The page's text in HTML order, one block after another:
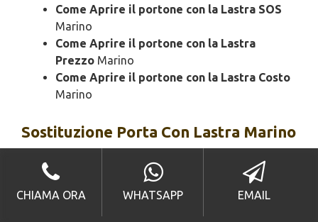
Come Aprire il portone con la Lastra SOS
Marino
Come Aprire il portone con la Lastra
Prezzo Marino
Come Aprire il portone con la Lastra Costo
Marino
Sostituzione Porta Con Lastra Marino
Riaprire la Porta Con la Lastra Urgente
Marino
Riaprire la Porta Con la Lastra 24 Ore
CHIAMA ORA WHATSAPP EMAIL